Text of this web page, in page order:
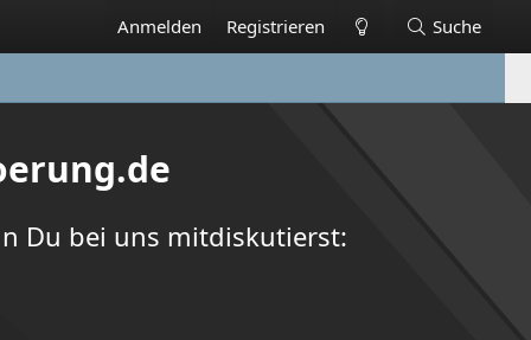
Anmelden Registrieren Suche
Du bei uns mitdiskutierst: